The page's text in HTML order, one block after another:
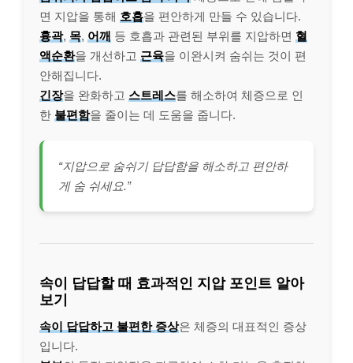
면 지압을 통해 호흡을 편안하게 만들 수 있습니다.
흉곽, 목, 어깨 등 호흡과 관련된 부위를 지압하면 혈
액순환을 개선하고 근육을 이완시켜 숨쉬는 것이 편
안해집니다.
긴장을 완화하고 스트레스를 해소하여 체증으로 인
한 불편함을 줄이는 데 도움을 줍니다.
“지압으로 숨쉬기 답답함을 해소하고 편안하
게 숨 쉬세요.”
속이 답답할 때 효과적인 지압 포인트 알아
보기
속이 답답하고 불편한 증상은 체증의 대표적인 증상
입니다.